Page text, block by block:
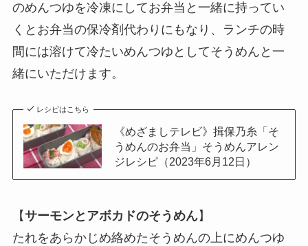
のめんつゆを冷凍にしてお弁当と一緒に持ってい
くとお弁当の保冷剤代わりにもなり、ランチの時
間には溶けて冷たいめんつゆとしてそうめんと一
緒にいただけます。
レシピはこちら
《めざましテレビ》揖保乃糸「そ
うめんのお弁当」そうめんアレン
ジレシピ（2023年6月12日）
【サーモンとアボカドのそうめん】
たれをあらかじめ絡めたそうめんの上にめんつゆ